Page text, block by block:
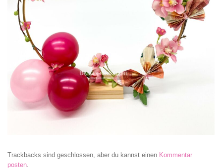
Trackbacks sind geschlossen, aber du kannst einen Kommentar
posten.